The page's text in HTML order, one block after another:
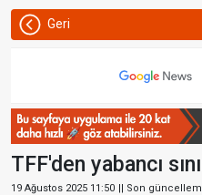
Geri
TFF'den yabancı
19 Ağustos 2025 11:50 || Son